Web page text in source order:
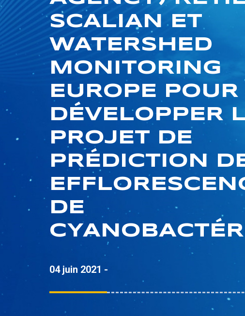
SCALIAN ET
WATERSHED
MONITORING
EUROPE POUR
DÉVELOPPER
PROJET DE
PRÉDICTION
DE
04 juin 2021 -